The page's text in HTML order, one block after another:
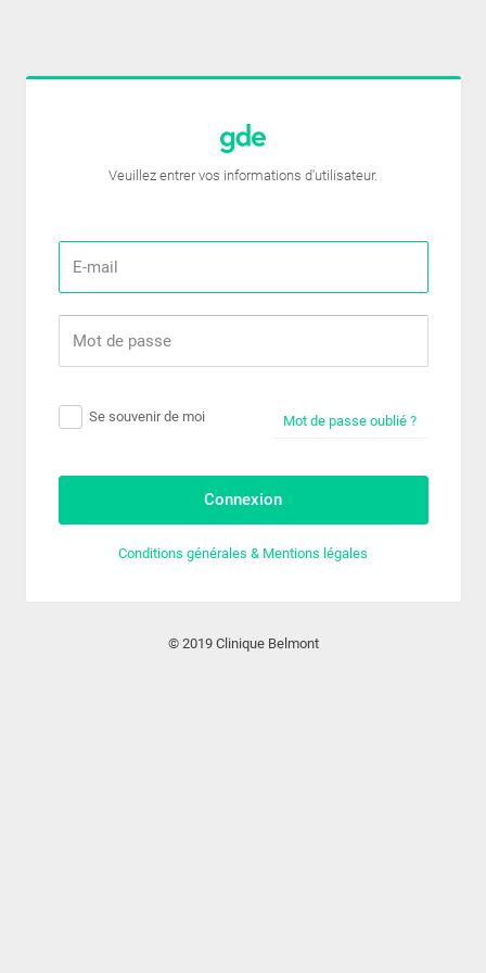
Veuillez entrer vos informations d'utilisateur.
Se souvenir de moi Mot de passe oublié ?
Connexion
Conditions générales & Mentions légales
© 2019 Clinique Belmont